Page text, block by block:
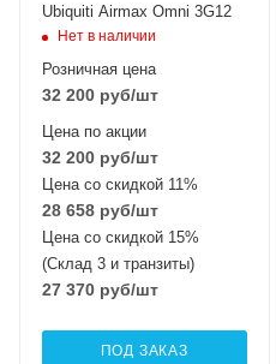
Ubiquiti Airmax Omni 3G12
Нет в наличии
Розничная цена
32 200 руб/шт
Цена по акции
32 200 руб/шт
Цена со скидкой 11%
28 658 руб/шт
Цена со скидкой 15%
(Склад 3 и транзиты)
27 370 руб/шт
ПОД ЗАКАЗ